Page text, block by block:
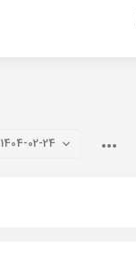
1404-02-24 الی 02-03-1404